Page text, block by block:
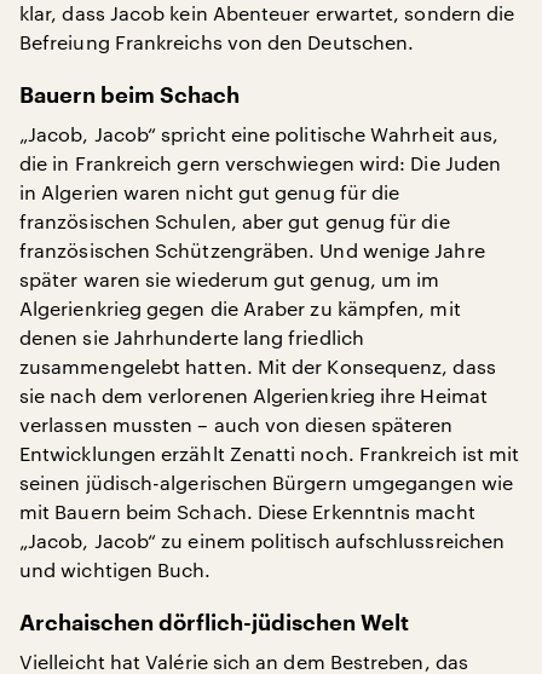
klar, dass Jacob kein Abenteuer erwartet, sondern die
Befreiung Frankreichs von den Deutschen.
Bauern beim Schach
„Jacob, Jacob“ spricht eine politische Wahrheit aus,
die in Frankreich gern verschwiegen wird: Die Juden
in Algerien waren nicht gut genug für die
französischen Schulen, aber gut genug für die
französischen Schützengräben. Und wenige Jahre
später waren sie wiederum gut genug, um im
Algerienkrieg gegen die Araber zu kämpfen, mit
denen sie Jahrhunderte lang friedlich
zusammengelebt hatten. Mit der Konsequenz, dass
sie nach dem verlorenen Algerienkrieg ihre Heimat
verlassen mussten – auch von diesen späteren
Entwicklungen erzählt Zenatti noch. Frankreich ist mit
seinen jüdisch-algerischen Bürgern umgegangen wie
mit Bauern beim Schach. Diese Erkenntnis macht
„Jacob, Jacob“ zu einem politisch aufschlussreichen
und wichtigen Buch.
Archaischen dörflich-jüdischen Welt
Vielleicht hat Valérie sich an dem Bestreben, das